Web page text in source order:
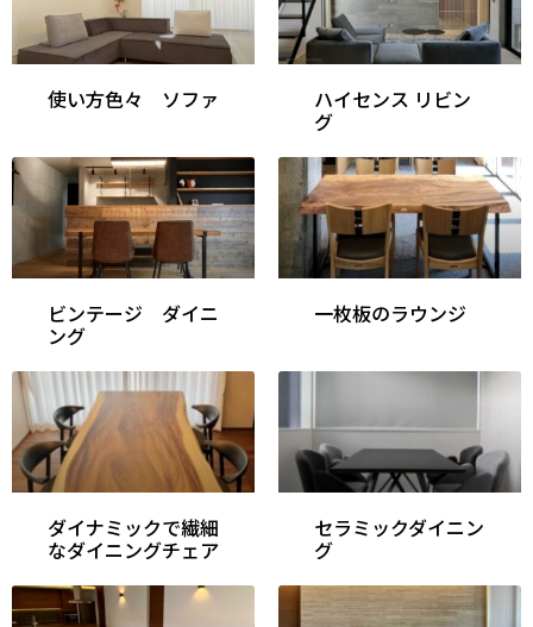
使い方色々 ソファ ハイセンス リビン
グ
ビンテージ ダイニ
ング
一枚板のラウンジ
ダイナミックで繊細
なダイニングチェア
セラミックダイニン
グ